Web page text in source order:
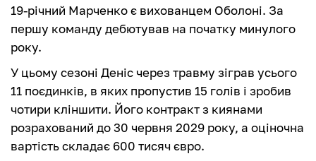
19-річний Марченко є вихованцем Оболоні. За
першу команду дебютував на початку минулого
року.
У цьому сезоні Деніс через травму зіграв усього
11 поєдинків, в яких пропустив 15 голів і зробив
чотири кліншити. Його контракт з киянами
розрахований до 30 червня 2029 року, а оціночна
вартість складає 600 тисяч євро.